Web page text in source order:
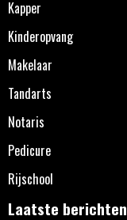
Kapper
Kinderopvang
Makelaar
Tandarts
Notaris
Pedicure
Rijschool
Laatste berichten